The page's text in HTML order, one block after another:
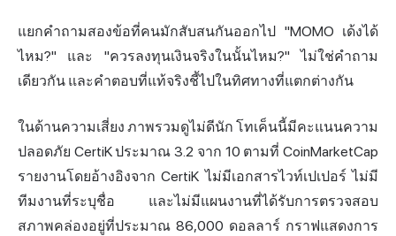
แยกคำถามสองข้อที่คนมักสับสนกันออกไป "MOMO เด้งได้
ไหม?" และ "ควรลงทุนเงินจริงในนั้นไหม?" ไม่ใช่คำถาม
เดียวกัน และคำตอบที่แท้จริงชี้ไปในทิศทางที่แตกต่างกัน
ในด้านความเสี่ยง ภาพรวมดูไม่ดีนัก โทเค็นนี้มีคะแนนความ
ปลอดภัย CertiK ประมาณ 3.2 จาก 10 ตามที่ CoinMarketCap
รายงานโดยอ้างอิงจาก CertiK ไม่มีเอกสารไวท์เปเปอร์ ไม่มี
ทีมงานที่ระบุชื่อ และไม่มีแผนงานที่ได้รับการตรวจสอบ
สภาพคล่องอยู่ที่ประมาณ 86,000 ดอลลาร์ กราฟแสดงการ